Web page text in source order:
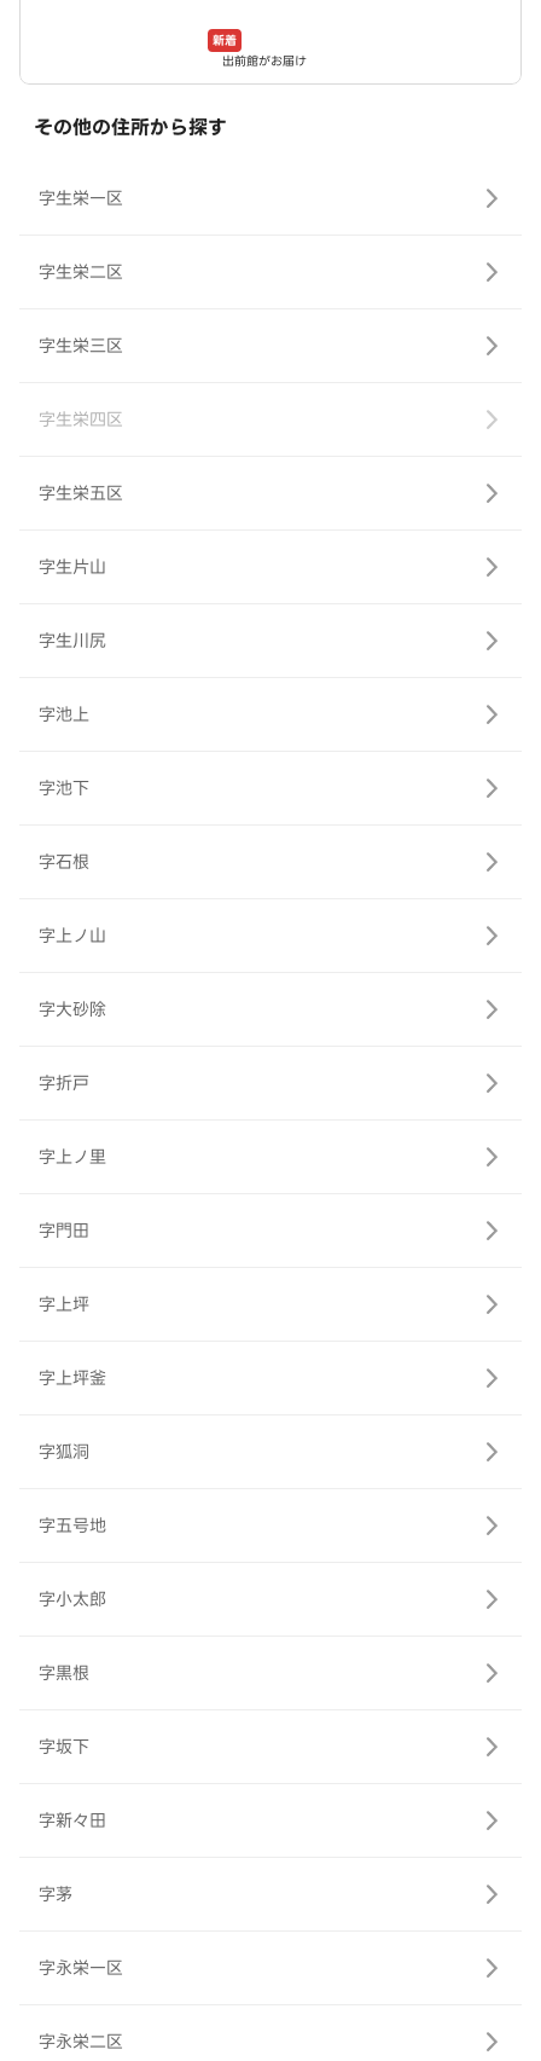
新着
出前館がお届け
その他の住所から探す
字生栄一区
字生栄二区
字生栄三区
字生栄四区
字生栄五区
字生片山
字生川尻
字池上
字池下
字石根
字上ノ山
字大砂除
字折戸
字上ノ里
字門田
字上坪
字上坪釜
字狐洞
字五号地
字小太郎
字黒根
字坂下
字新々田
字茅
字永栄一区
字永栄二区